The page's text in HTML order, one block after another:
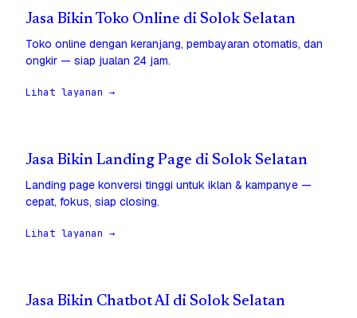
Jasa Bikin Toko Online di Solok Selatan
Toko online dengan keranjang, pembayaran otomatis, dan
ongkir — siap jualan 24 jam.
Lihat layanan →
Jasa Bikin Landing Page di Solok Selatan
Landing page konversi tinggi untuk iklan & kampanye —
cepat, fokus, siap closing.
Lihat layanan →
Jasa Bikin Chatbot AI di Solok Selatan